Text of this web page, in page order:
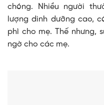
chóng. Nhiều người
lượng dinh dưỡng cao,
phì cho mẹ. Thế nhưng,
ngờ cho các mẹ.